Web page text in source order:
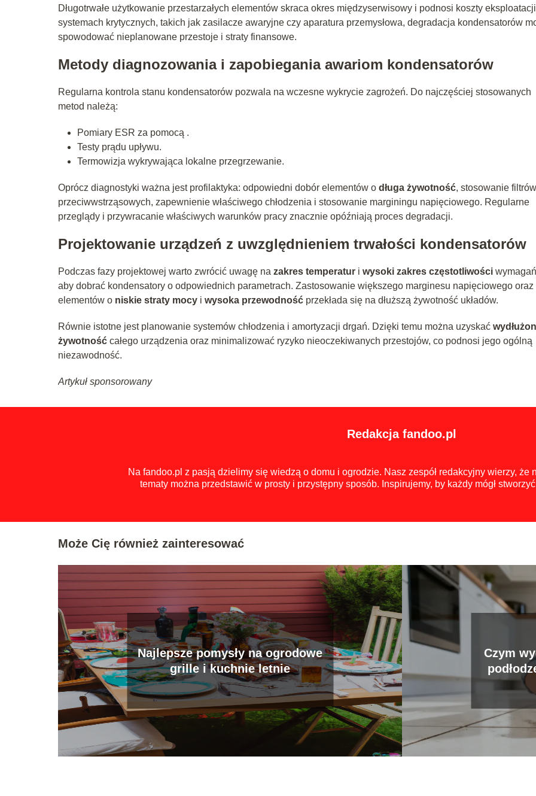
Długotrwałe użytkowanie przestarzałych elementów skraca okres międzyserwisowy i podnosi koszty
systemach krytycznych, takich jak zasilacze awaryjne czy aparatura przemysłowa, degradacja kondensatorów
spowodować nieplanowane przestoje i straty finansowe.
Metody diagnozowania i zapobiegania awariom kondensatorów
Regularna kontrola stanu kondensatorów pozwala na wczesne wykrycie zagrożeń. Do najczęściej stosowanych
metod należą:
Pomiary ESR za pomocą .
Testy prądu upływu.
Termowizja wykrywająca lokalne przegrzewanie.
Oprócz diagnostyki ważna jest profilaktyka: odpowiedni dobór elementów o długa żywotność, stosowanie filtrów
przeciwwstrząsowych, zapewnienie właściwego chłodzenia i stosowanie marginingu napięciowego. Regularne
przeglądy i przywracanie właściwych warunków pracy znacznie opóźniają proces degradacji.
Projektowanie urządzeń z uwzględnieniem trwałości kondensatorów
Podczas fazy projektowej warto zwrócić uwagę na zakres temperatur i wysoki zakres częstotliwości
aby dobrać kondensatory o odpowiednich parametrach. Zastosowanie większego marginesu napięciowego oraz
elementów o niskie straty mocy i wysoka przewodność przekłada się na dłuższą żywotność układów.
Równie istotne jest planowanie systemów chłodzenia i amortyzacji drgań. Dzięki temu można uzyskać
żywotność całego urządzenia oraz minimalizować ryzyko nieoczekiwanych przestojów, co podnosi jego ogólną
niezawodność.
Artykuł sponsorowany
Redakcja fandoo.pl
Na fandoo.pl z pasją dzielimy się wiedzą o domu i ogrodzie. Nasz zespół redakcyjny wierzy,
tematy można przedstawić w prosty i przystępny sposób. Inspirujemy, by każdy mógł
Może Cię również zainteresować
Najlepsze pomysły na ogrodowe
grille i kuchnie letnie
Czym